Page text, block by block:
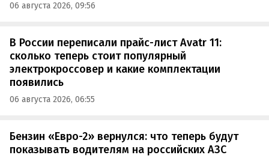
06 августа 2026, 09:56
В России переписали прайс-лист Avatr 11:
сколько теперь стоит популярный
электрокроссовер и какие комплектации
появились
06 августа 2026, 06:55
Бензин «Евро-2» вернулся: что теперь будут
показывать водителям на российских АЗС